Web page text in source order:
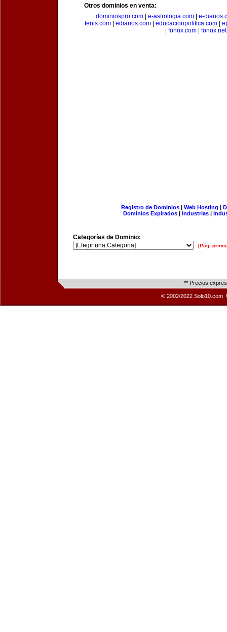
Otros dominios en venta:
dominiospro.com
e-astrologia.com
e-
tenis.com
ediarios.com educacionpolitica.com
fonox.com| fonox.net
Registro de Dominios| Web Hosting |
Dominios Expirados | Industrias |
Categorías de Dominio:
[Pág.
** Precios
© 2002/2022 Solo10.com